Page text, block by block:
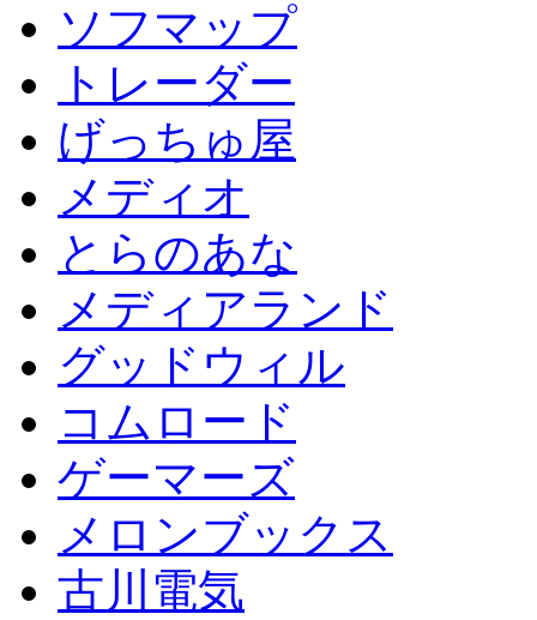
ソフマップ
トレーダー
げっちゅ屋
メディオ
とらのあな
メディアランド
グッドウィル
コムロード
ゲーマーズ
メロンブックス
古川電気